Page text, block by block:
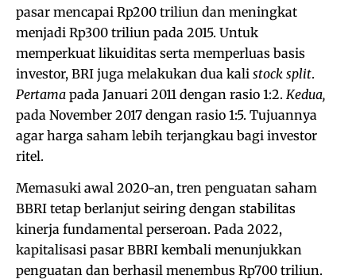
pasar mencapai Rp200 triliun dan meningkat
menjadi Rp300 triliun pada 2015. Untuk
memperkuat likuiditas serta memperluas basis
investor, BRI juga melakukan dua kali stock split.
Pertama pada Januari 2011 dengan rasio 1:2. Kedua,
pada November 2017 dengan rasio 1:5. Tujuannya
agar harga saham lebih terjangkau bagi investor
ritel.
Memasuki awal 2020-an, tren penguatan saham
BBRI tetap berlanjut seiring dengan stabilitas
kinerja fundamental perseroan. Pada 2022,
kapitalisasi pasar BBRI kembali menunjukkan
penguatan dan berhasil menembus Rp700 triliun.